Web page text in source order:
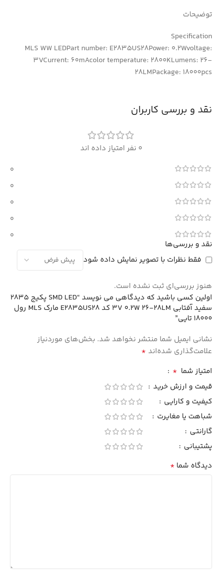
توضیحات
Specification
MLS WW LEDPart number: E2835US28Power: 0.2Wvoltage:
3VCurrent: 60mAcolor temperature: 2800KLumens: 26-
28LMPackage: 18000pcs
نقد و بررسی کاربران
0 نفر امتیاز داده اند
0
0
0
0
0
نقد و بررسی‌ها
فقط نظرات با تصویر نمایش داده شود
هنوز بررسی‌ای ثبت نشده است.
اولین کسی باشید که دیدگاهی می نویسد “SMD LED پکیج 2835
سفید آفتابی 3V 0.2W 26-28LM کد E2835US28 مارک MLS رول
18000 تایی”
نشانی ایمیل شما منتشر نخواهد شد. بخش‌های موردنیاز
علامت‌گذاری شده‌اند *
امتیاز شما *
قیمت و ارزش خرید
کیفیت و کارایی
شباهت یا مغایرت
گارانتی
پشتیبانی
دیدگاه شما *